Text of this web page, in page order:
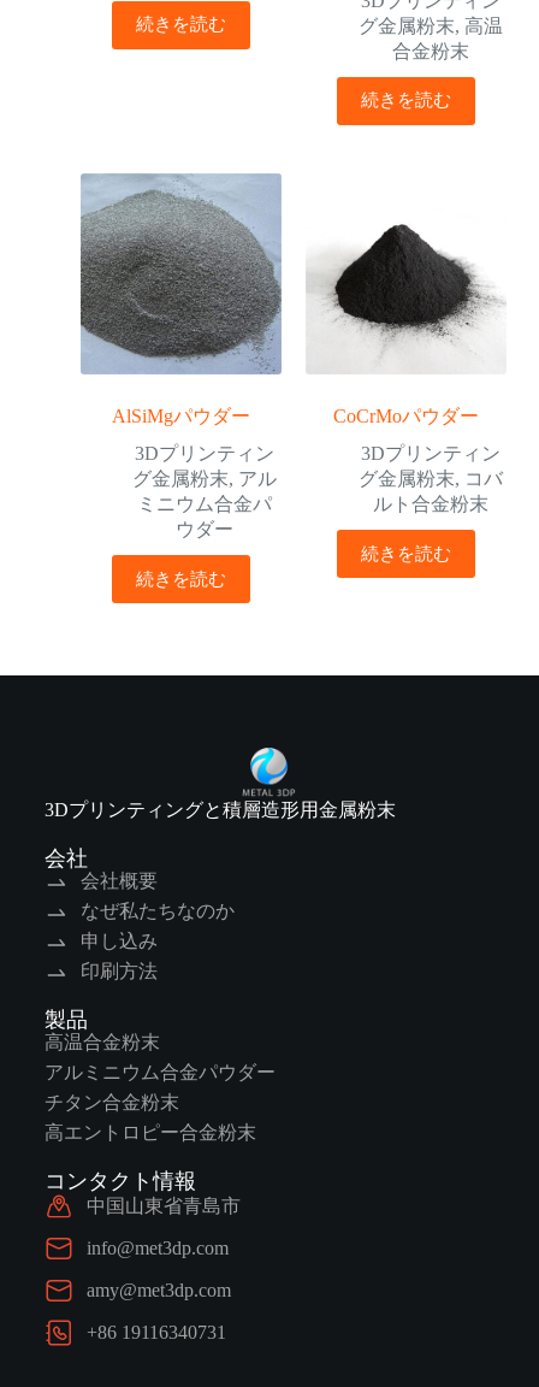
続きを読む
グ金属粉末, 高温
合金粉末
続きを読む
AlSiMgパウダー
3Dプリンティン
グ金属粉末, アル
ミニウム合金パ
ウダー
続きを読む
CoCrMoパウダー
3Dプリンティン
グ金属粉末, コバ
ルト合金粉末
続きを読む
3Dプリンティングと積層造形用金属粉末
会社
会社概要
なぜ私たちなのか
申し込み
印刷方法
製品
高温合金粉末
アルミニウム合金パウダー
チタン合金粉末
高エントロピー合金粉末
コンタクト情報
中国山東省青島市
info@met3dp.com
amy@met3dp.com
+86 19116340731